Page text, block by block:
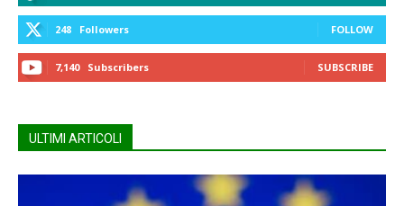
248 Followers FOLLOW
7,140 Subscribers SUBSCRIBE
ULTIMI ARTICOLI